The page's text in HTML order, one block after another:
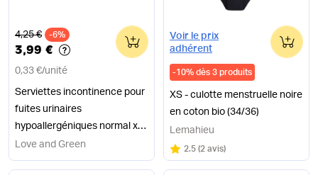
Ancien prix
4,25 € -6%
3,99 €
0,33 €/unité
Serviettes incontinence pour
fuites urinaires
hypoallergéniques normal x
12
0
Love and Green
Voir le prix
adhérent
-10% dès 3 produits
XS - culotte menstruelle noire
en coton bio (34/36)
0
Lemahieu
Note
2.5 sur 5
(2 avis)